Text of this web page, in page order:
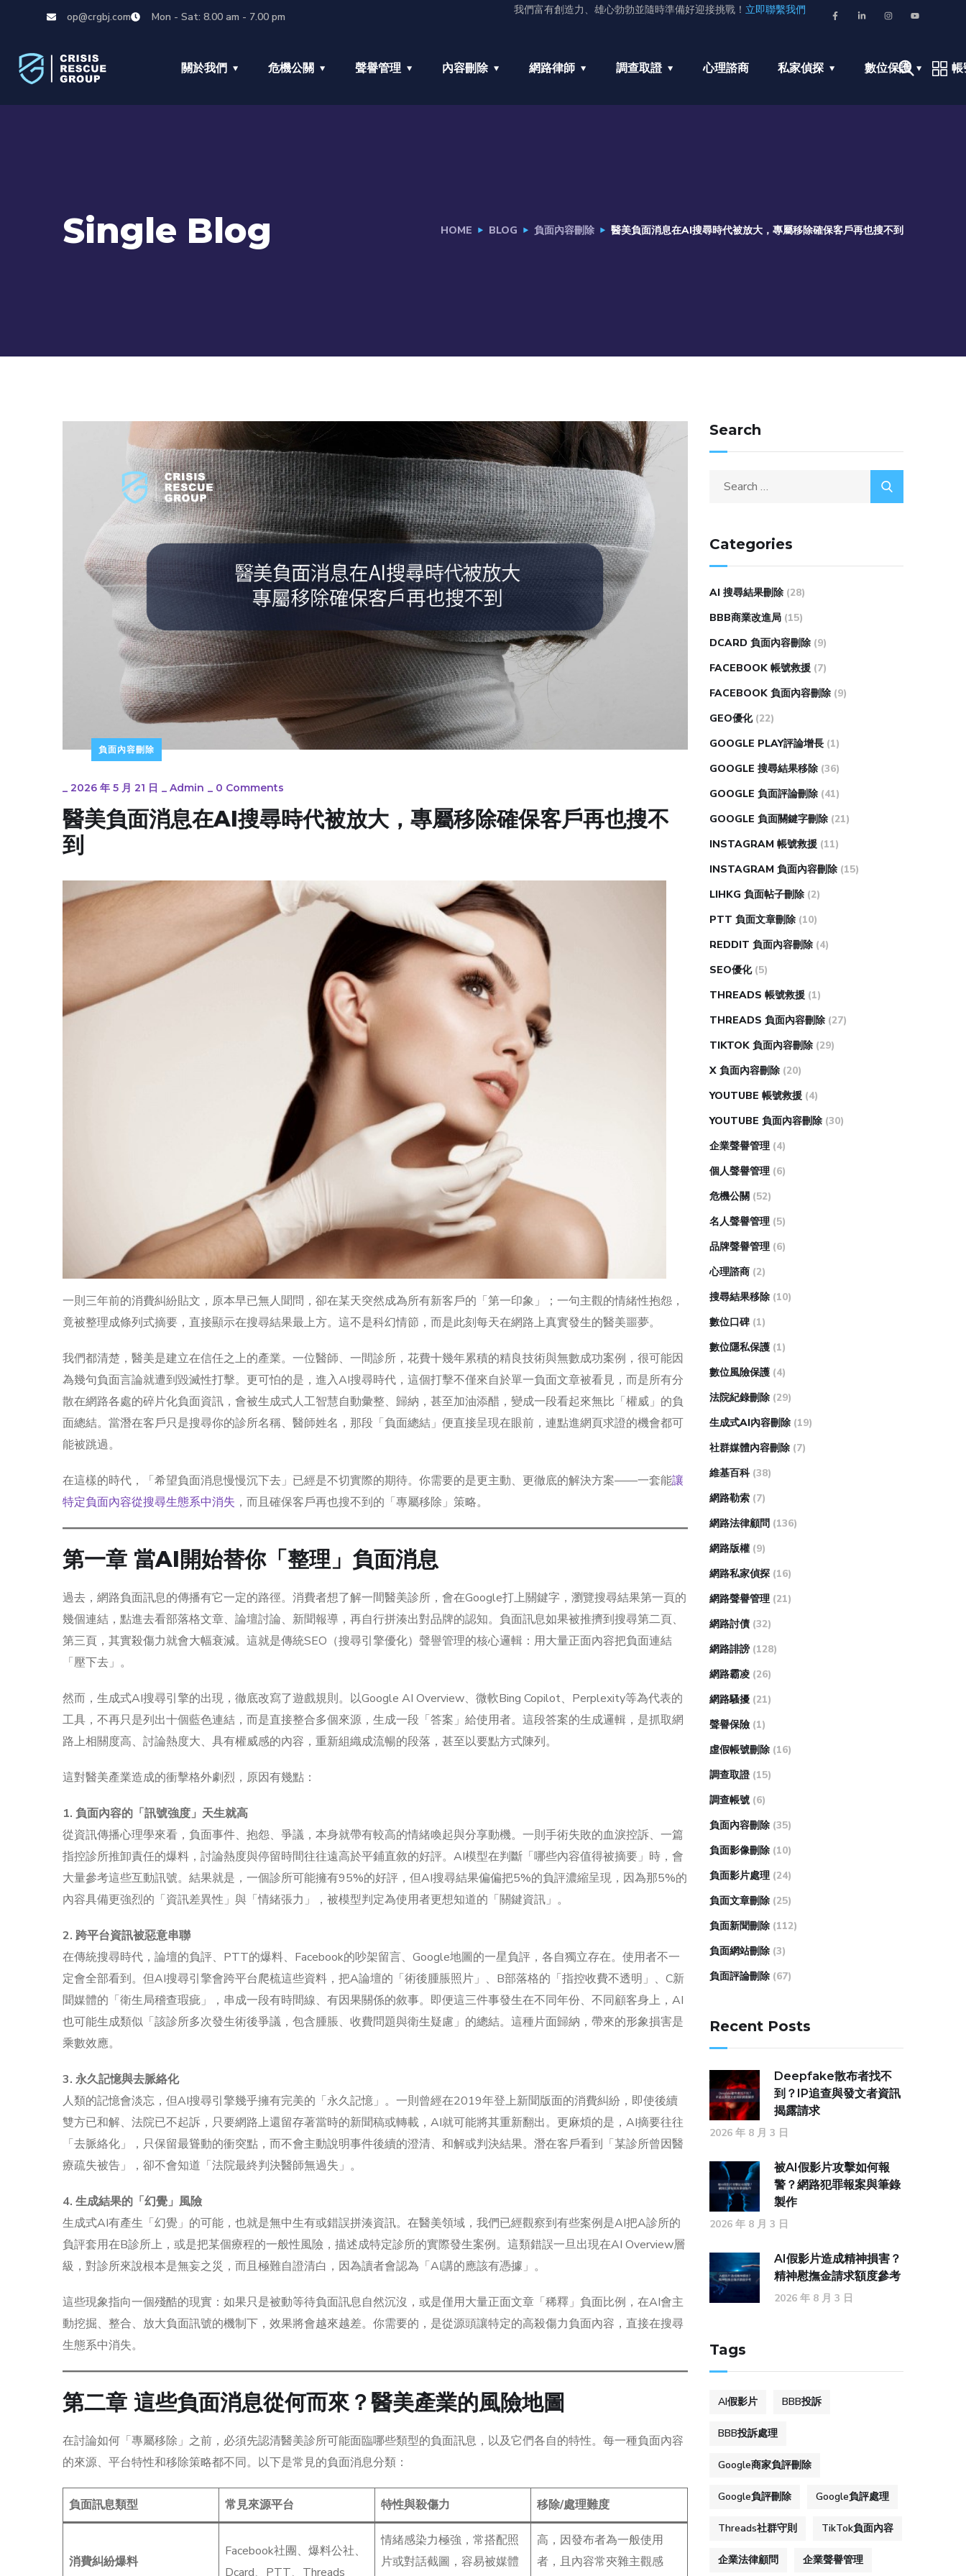
op@crgbj.com Mon - Sat: 8.00 am - 7.00 pm
我們富有創造力、雄心勃勃並隨時準備好迎接挑戰！ 立即聯繫我們
關於我們 危機公關 聲譽管理 內容刪除 網路律師 調查取證 心理諮商 私家偵探 數位保護
Single Blog HOME BLOG 負面內容刪除 醫美負面消息在AI搜尋時代被放大，專屬移除確保客戶再也搜不到
負面內容刪除
_ 2026 年 5 月 21 日 _ Admin _ 0 Comments
醫美負面消息在AI搜尋時代被放大，專屬移除確保客戶再也搜不
到
一則三年前的消費糾紛貼文，原本早已無人聞問，卻在某天突然成為所有新客戶的「第一印象」；一句主觀的情緒性抱怨，
竟被整理成條列式摘要，直接顯示在搜尋結果最上方。這不是科幻情節，而是此刻每天在網路上真實發生的醫美噩夢。
我們都清楚，醫美是建立在信任之上的產業。一位醫師、一間診所，花費十幾年累積的精良技術與無數成功案例，很可能因
為幾句負面言論就遭到毀滅性打擊。更可怕的是，進入AI搜尋時代，這個打擊不僅來自於單一負面文章被看見，而是所有分
散在網路各處的碎片化負面資訊，會被生成式人工智慧自動彙整、歸納，甚至加油添醋，變成一段看起來無比「權威」的負
面總結。當潛在客戶只是搜尋你的診所名稱、醫師姓名，那段「負面總結」便直接呈現在眼前，連點進網頁求證的機會都可
能被跳過。
在這樣的時代，「希望負面消息慢慢沉下去」已經是不切實際的期待。你需要的是更主動、更徹底的解決方案——一套能讓
特定負面內容從搜尋生態系中消失 ，而且確保客戶再也搜不到的「專屬移除」策略。
第一章 當AI開始替你「整理」負面消息
過去，網路負面訊息的傳播有它一定的路徑。消費者想了解一間醫美診所，會在Google打上關鍵字，瀏覽搜尋結果第一頁的
幾個連結，點進去看部落格文章、論壇討論、新聞報導，再自行拼湊出對品牌的認知。負面訊息如果被推擠到搜尋第二頁、
第三頁，其實殺傷力就會大幅衰減。這就是傳統SEO（搜尋引擎優化）聲譽管理的核心邏輯：用大量正面內容把負面連結
「壓下去」。
然而，生成式AI搜尋引擎的出現，徹底改寫了遊戲規則。以Google AI Overview、微軟Bing Copilot、Perplexity等為代表的
工具，不再只是列出十個藍色連結，而是直接整合多個來源，生成一段「答案」給使用者。這段答案的生成邏輯，是抓取網
路上相關度高、討論熱度大、具有權威感的內容，重新組織成流暢的段落，甚至以要點方式陳列。
這對醫美產業造成的衝擊格外劇烈，原因有幾點：
1. 負面內容的「訊號強度」天生就高
從資訊傳播心理學來看，負面事件、抱怨、爭議，本身就帶有較高的情緒喚起與分享動機。一則手術失敗的血淚控訴、一篇
指控診所推卸責任的爆料，討論熱度與停留時間往往遠高於平鋪直敘的好評。AI模型在判斷「哪些內容值得被摘要」時，會
大量參考這些互動訊號。結果就是，一個診所可能擁有95%的好評，但AI搜尋結果偏偏把5%的負評濃縮呈現，因為那5%的
內容具備更強烈的「資訊差異性」與「情緒張力」，被模型判定為使用者更想知道的「關鍵資訊」。
2. 跨平台資訊被惡意串聯
在傳統搜尋時代，論壇的負評、PTT的爆料、Facebook的吵架留言、Google地圖的一星負評，各自獨立存在。使用者不一
定會全部看到。但AI搜尋引擎會跨平台爬梳這些資料，把A論壇的「術後腫脹照片」、B部落格的「指控收費不透明」、C新
聞媒體的「衛生局稽查瑕疵」，串成一段有時間線、有因果關係的敘事。即便這三件事發生在不同年份、不同顧客身上，AI
也可能生成類似「該診所多次發生術後爭議，包含腫脹、收費問題與衛生疑慮」的總結。這種片面歸納，帶來的形象損害是
乘數效應。
3. 永久記憶與去脈絡化
人類的記憶會淡忘，但AI搜尋引擎幾乎擁有完美的「永久記憶」。一則曾經在2019年登上新聞版面的消費糾紛，即使後續
雙方已和解、法院已不起訴，只要網路上還留存著當時的新聞稿或轉載，AI就可能將其重新翻出。更麻煩的是，AI摘要往往
「去脈絡化」，只保留最聳動的衝突點，而不會主動說明事件後續的澄清、和解或判決結果。潛在客戶看到「某診所曾因醫
療疏失被告」，卻不會知道「法院最終判決醫師無過失」。
4. 生成結果的「幻覺」風險
生成式AI有產生「幻覺」的可能，也就是無中生有或錯誤拼湊資訊。在醫美領域，我們已經觀察到有些案例是AI把A診所的
負評套用在B診所上，或是把某個療程的一般性風險，描述成特定診所的實際發生案例。這類錯誤一旦出現在AI Overview層
級，對診所來說根本是無妄之災，而且極難自證清白，因為讀者會認為「AI講的應該有憑據」。
這些現象指向一個殘酷的現實：如果只是被動等待負面訊息自然沉沒，或是僅用大量正面文章「稀釋」負面比例，在AI會主
動挖掘、整合、放大負面訊號的機制下，效果將會越來越差。你需要的，是從源頭讓特定的高殺傷力負面內容，直接在搜尋
生態系中消失。
第二章 這些負面消息從何而來？醫美產業的風險地圖
在討論如何「專屬移除」之前，必須先認清醫美診所可能面臨哪些類型的負面訊息，以及它們各自的特性。每一種負面內容
的來源、平台特性和移除策略都不同。以下是常見的負面消息分類：
負面訊息類型 常見來源平台 特性與殺傷力 移除/處理難度
消費糾紛爆料
Facebook社團、爆料公社、
Dcard、PTT、Threads
情緒感染力極強，常搭配照
片或對話截圖，容易被媒體
高，因發布者為一般使用
者，且內容常夾雜主觀感
Search
Categories
AI 搜尋結果刪除 (28)
BBB商業改進局 (15)
DCARD 負面內容刪除 (9)
FACEBOOK 帳號救援 (7)
FACEBOOK 負面內容刪除 (9)
GEO優化 (22)
GOOGLE PLAY評論增長 (1)
GOOGLE 搜尋結果移除 (36)
GOOGLE 負面評論刪除 (41)
GOOGLE 負面關鍵字刪除 (21)
INSTAGRAM 帳號救援 (11)
INSTAGRAM 負面內容刪除 (15)
LIHKG 負面帖子刪除 (2)
PTT 負面文章刪除 (10)
REDDIT 負面內容刪除 (4)
SEO優化 (5)
THREADS 帳號救援 (1)
THREADS 負面內容刪除 (27)
TIKTOK 負面內容刪除 (29)
X 負面內容刪除 (20)
YOUTUBE 帳號救援 (4)
YOUTUBE 負面內容刪除 (30)
企業聲譽管理 (4)
個人聲譽管理 (6)
危機公關 (52)
名人聲譽管理 (5)
品牌聲譽管理 (6)
心理諮商 (2)
搜尋結果移除 (10)
數位口碑 (1)
數位隱私保護 (1)
數位風險保護 (4)
法院紀錄刪除 (29)
生成式AI內容刪除 (19)
社群媒體內容刪除 (7)
維基百科 (38)
網路勒索 (7)
網路法律顧問 (136)
網路版權 (9)
網路私家偵探 (16)
網路聲譽管理 (21)
網路討債 (32)
網路誹謗 (128)
網路霸凌 (26)
網路騷擾 (21)
聲譽保險 (1)
虛假帳號刪除 (16)
調查取證 (15)
調查帳號 (6)
負面內容刪除 (35)
負面影像刪除 (10)
負面影片處理 (24)
負面文章刪除 (25)
負面新聞刪除 (112)
負面網站刪除 (3)
負面評論刪除 (67)
Recent Posts
Deepfake散布者找不
到？IP追查與發文者資訊
揭露請求
2026 年 8 月 3 日
被AI假影片攻擊如何報
警？網路犯罪報案與筆錄
製作
2026 年 8 月 3 日
AI假影片造成精神損害？
精神慰撫金請求額度參考
2026 年 8 月 3 日
Tags
AI假影片 BBB投訴
BBB投訴處理
Google商家負評刪除
Google負評刪除 Google負評處理
Threads社群守則 TikTok負面內容
企業法律顧問 企業聲譽管理